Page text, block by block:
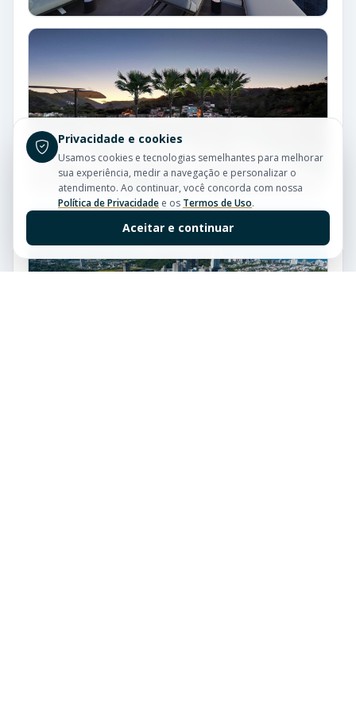
Privacidade e cookies
Usamos cookies e tecnologias semelhantes para melhorar
sua experiência, medir a navegação e personalizar o
atendimento. Ao continuar, você concorda com nossa
Política de Privacidade e os Termos de Uso.
Aceitar e continuar